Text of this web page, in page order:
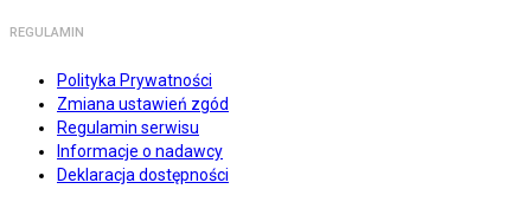
REGULAMIN
Polityka Prywatności
Zmiana ustawień zgód
Regulamin serwisu
Informacje o nadawcy
Deklaracja dostępności